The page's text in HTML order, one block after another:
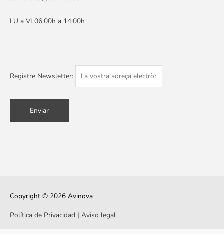
LU a VI 06:00h a 14:00h
Registre Newsletter:
Copyright © 2026 Avinova
Política de Privacidad | Aviso legal